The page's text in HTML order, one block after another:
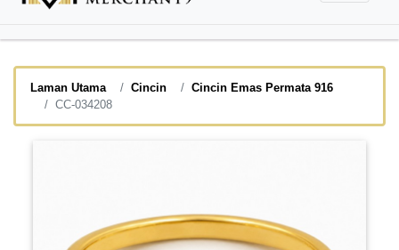
Laman Utama Cincin
Cincin Emas Permata 916
CC-034208